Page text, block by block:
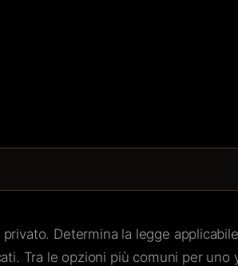
Determina la legge
Tra le opzioni più comuni per